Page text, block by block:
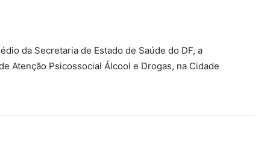
da Secretaria de Estado de Saúde do DF, a
Atenção Psicossocial Álcool e Drogas, na Cidade